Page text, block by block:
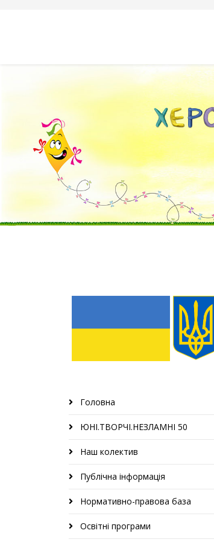
Головна
ЮНІ.ТВОРЧІ.НЕЗЛАМНІ 50
Наш колектив
Публічна інформація
Нормативно-правова база
Освітні програми